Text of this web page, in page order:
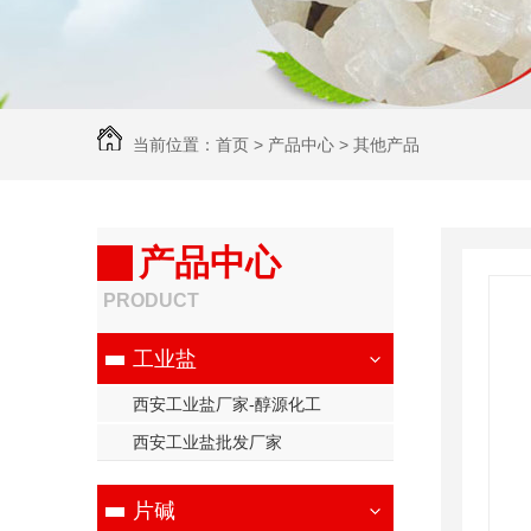
当前位置： 首页 > 产品中心 > 其他产品
产品中心
PRODUCT
工业盐
西安工业盐厂家-醇源化工
西安工业盐批发厂家
片碱